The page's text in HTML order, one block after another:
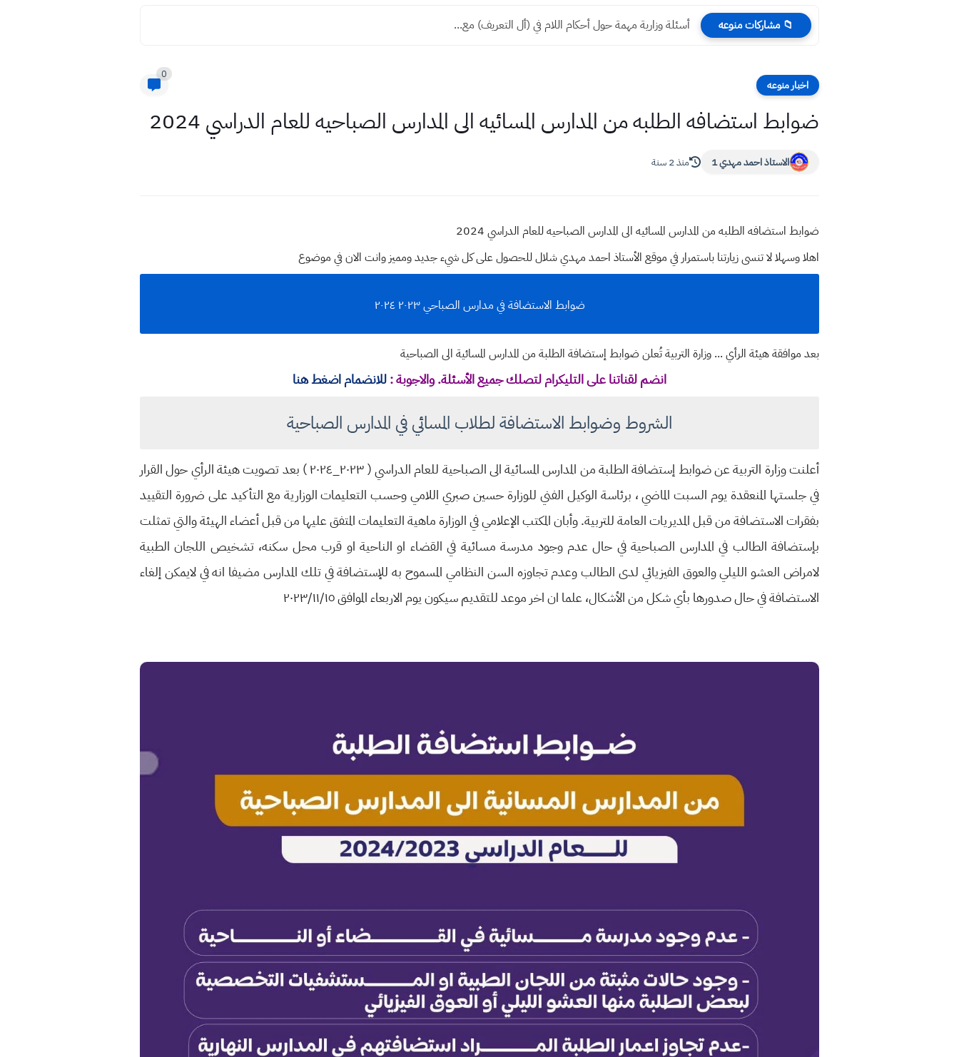
📁 مشاركات منوعه أسئلة وزارية مهمة حول أحكام اللام في (أل التعريف) مع...
اخبار منوعه
0
ضوابط استضافه الطلبه من المدارس المسائيه الى المدارس الصباحيه للعام الدراسي 2024
الاستاذ احمد مهدي 1 منذ 2 سنة
ضوابط استضافه الطلبه من المدارس المسائيه الى المدارس الصباحيه للعام الدراسي 2024
اهلا وسهلالا تنسى زيارتنا باستمرار في موقع الأستاذ احمد مهدي شلال للحصول على كل شيء جديد ومميز وانت الان في موضوع
ضوابط الاستضافة في مدارس الصباحي ٢٠٢٣ ٢٠٢٤
بعد موافقة هيئة الرأي ... وزارة التربية تُعلن ضوابط إستضافة الطلبة من المدارس المسائية الى الصباحية
انضم لقناتنا على التليكرام لتصلك جميع الأسئلة. والاجوبة :للانضمام اضغط هنا
الشروط وضوابط الاستضافة لطلاب المسائي في المدارس الصباحية
أعلنت وزارة التربية عن ضوابط إستضافة الطلبة من المدارس المسائية الى الصباحية للعام الدراسي ( ٢٠٢٣_٢٠٢٤ ) بعد تصويت هيئة الرأي حول القرار
في جلستها المنعقدة يوم السبت الماضي ، برئاسة الوكيل الفني للوزارة حسين صبري اللامي وحسب التعليمات الوزارية مع التأكيد على ضرورة التقييد
بفقرات الاستضافة من قبل المديريات العامة للتربية.وأبان المكتب الإعلامي في الوزارة ماهية التعليمات المتفق عليها من قبل أعضاء الهيئة والتي تمثلت
بإستضافة الطالب في المدارس الصباحية في حال عدم وجود مدرسة مسائية في القضاء او الناحية او قرب محل سكنه، تشخيص اللجان الطبية
لامراض العشو الليلي والعوق الفيزيائي لدى الطالب وعدم تجاوزه السن النظامي المسموح به للإستضافة في تلك المدارس مضيفا انه في لايمكن إلغاء
الاستضافة في حال صدورها بأي شكل من الأشكال، علما ان اخر موعد للتقديم سيكون يوم الاربعاء الموافق ٢٠٢٣/١١/١٥